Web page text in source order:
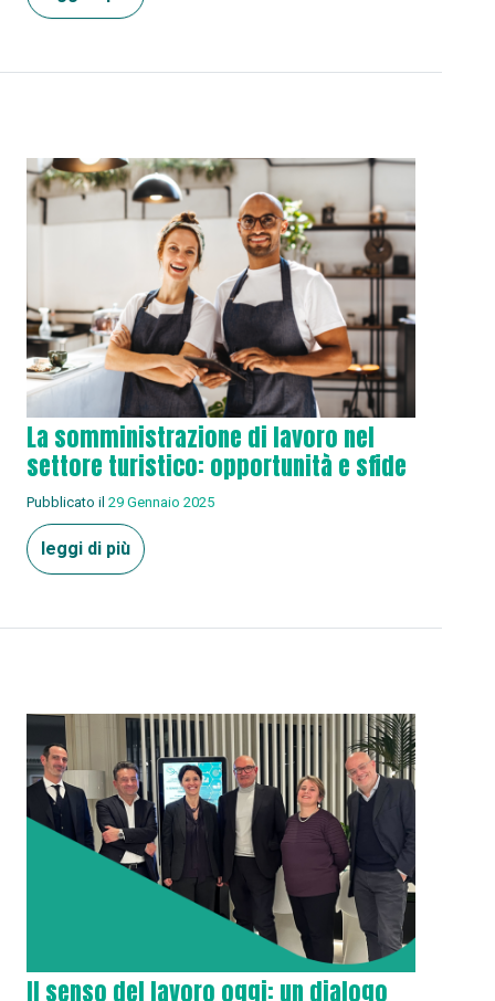
La somministrazione di lavoro nel
settore turistico: opportunità e sfide
Pubblicato il 29 Gennaio 2025
leggi di più
Il senso del lavoro oggi: un dialogo